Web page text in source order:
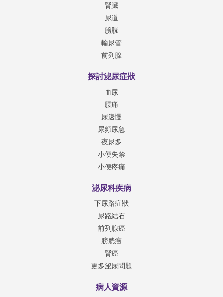
腎臟
尿道
膀胱
輸尿管
前列腺
探討泌尿症狀
血尿
腰痛
尿速慢
尿頻尿急
夜尿多
小便失禁
小便疼痛
泌尿科疾病
下尿路症狀
尿路結石
前列腺癌
膀胱癌
腎癌
更多泌尿問題
病人資源